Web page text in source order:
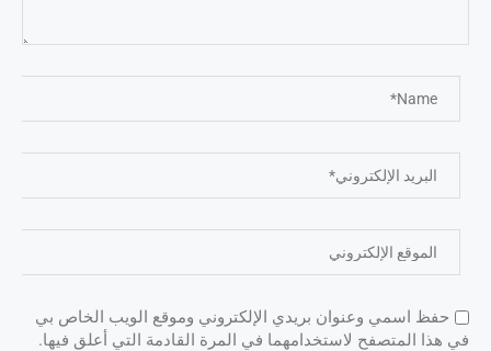
حفظ اسمي وعنوان بريدي الإلكتروني وموقع الويب الخاص بي
في هذا المتصفح لاستخدامهما في المرة القادمة التي أعلق فيها.